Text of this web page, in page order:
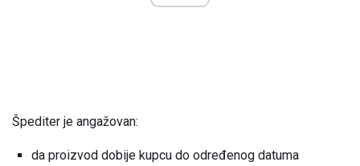
Špediter je angažovan:
da proizvod dobije kupcu do određenog datuma